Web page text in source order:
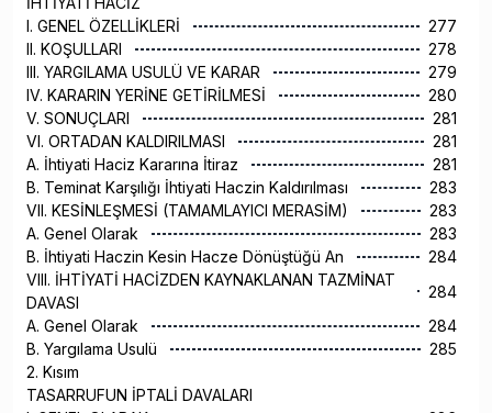
I. GENEL ÖZELLİKLERİ
277
II. KOŞULLARI
278
III. YARGILAMA USULÜ VE KARAR
279
IV. KARARIN YERİNE GETİRİLMESİ
280
V. SONUÇLARI
281
VI. ORTADAN KALDIRILMASI
281
A. İhtiyati Haciz Kararına İtiraz
281
B. Teminat Karşılığı İhtiyati Haczin Kaldırılması
283
VII. KESİNLEŞMESİ (TAMAMLAYICI MERASİM)
283
A. Genel Olarak
283
B. İhtiyati Haczin Kesin Hacze Dönüştüğü An
284
VIII. İHTİYATİ HACİZDEN KAYNAKLANAN TAZMİNAT
DAVASI
284
A. Genel Olarak
284
B. Yargılama Usulü
285
2. Kısım
TASARRUFUN İPTALİ DAVALARI